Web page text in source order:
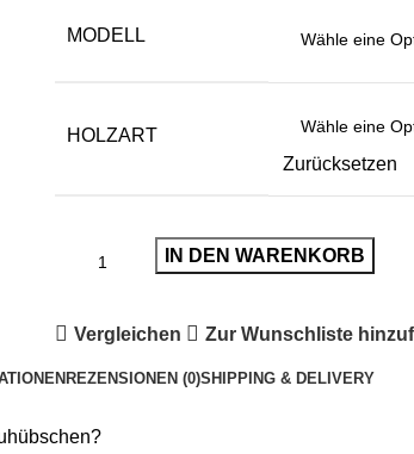
MODELL
HOLZART
Zurücksetzen
IN DEN WARENKORB
Vergleichen Zur Wunschliste
REZENSIONEN (0)SHIPPING & DELIVERY